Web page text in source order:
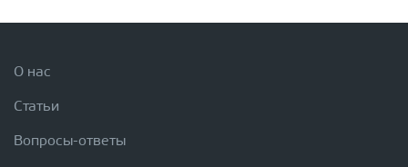
О нас
Статьи
Вопросы-ответы